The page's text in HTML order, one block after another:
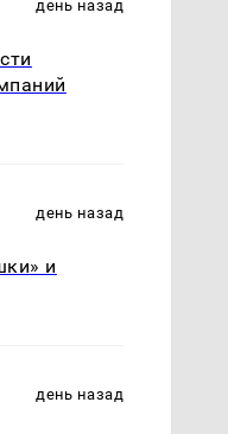
день назад
день назад
и
день назад